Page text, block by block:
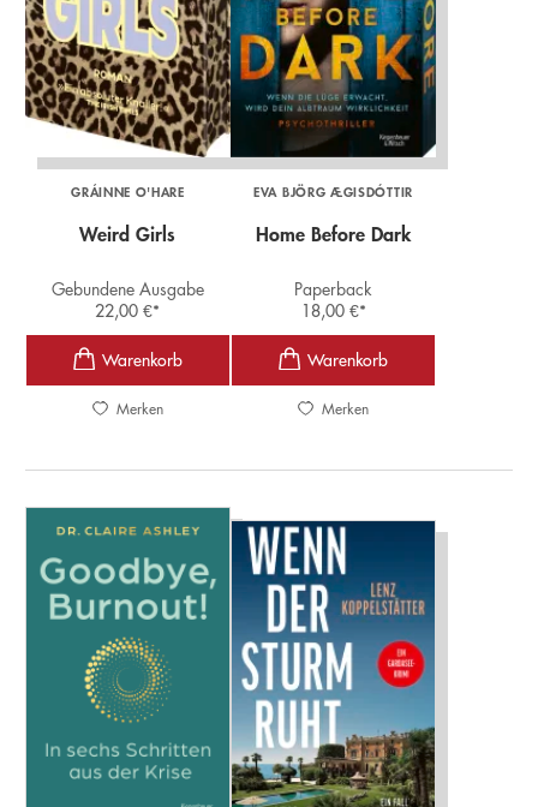
GRÁINNE O'HARE
Weird Girls
Gebundene Ausgabe
22,00€*
Merken
EVA BJÖRG ÆGISDÓTTIR
Home Before Dark
Paperback
18,00 €*
Merken